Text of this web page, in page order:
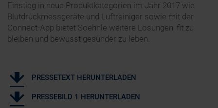
Einstieg in neue Produktkategorien im Jahr 2017 wie
Blutdruckmessgeräte und Luftreiniger sowie mit der
Connect-App bietet Soehnle weitere Lösungen, fit zu
bleiben und bewusst gesünder zu leben.
PRESSETEXT HERUNTERLADEN
PRESSEBILD 1 HERUNTERLADEN